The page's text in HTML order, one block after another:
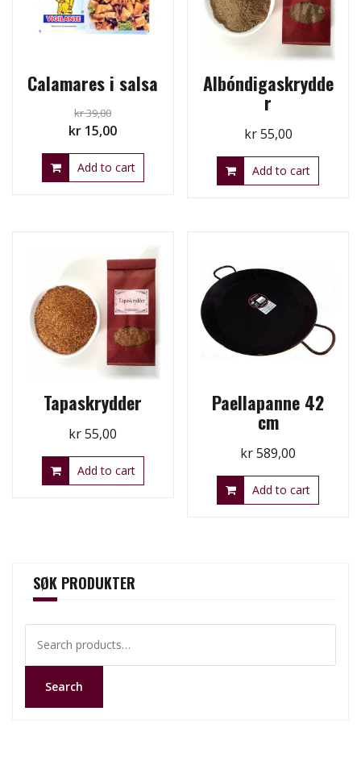
Calamares i salsa
kr39,00
Original
price
was:
kr 15,00Current
price
is:
Add to cart
Albóndigaskrydde
r
kr55,00
Add to cart
Tapaskrydder
kr55,00
Add to cart
Paellapanne 42
cm
kr589,00
Add to cart
SØK PRODUKTER
for:
Search